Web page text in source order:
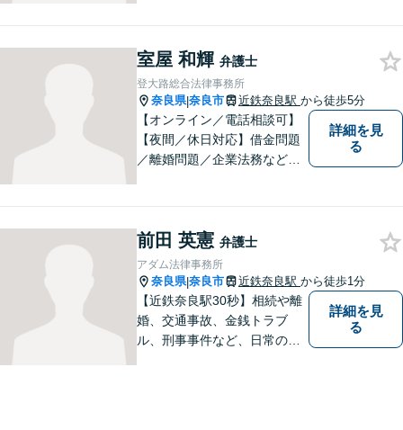
たら、一度ご相談ください。
室屋 和輝 弁護士
登大路総合法律事務所
奈良県|奈良市 近鉄奈良駅 から徒歩5分
【オンライン／電話相談可】
【夜間／休日対応】借金問題
／離婚問題／企業法務など幅
さまに安心を与えることを目
指します。【地域に根差した
弁護士】まずはお気軽にご相
談ください。
詳細を見
る
前田 英憲 弁護士
アダム法律事務所
奈良県|奈良市 近鉄奈良駅 から徒歩1分
【近鉄奈良駅30秒】相続や離
婚、交通事故、金銭トラブ
ル、刑事事件など、日常の中
詳細を見
る